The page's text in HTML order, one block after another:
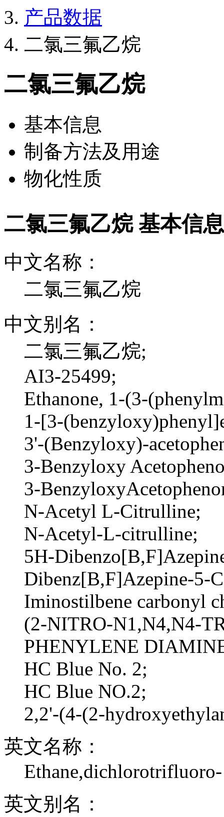
产品数据
二氯三氟乙烷
二氯三氟乙烷
基本信息
制备方法及用途
物化性质
二氯三氟乙烷 基本信息
中文名称：
二氯三氟乙烷
中文别名：
二氯三氟乙烷;
AI3-25499;
Ethanone, 1-(3-
1-[3-
3'-(Benzyloxy)-
3-Benzyloxy
3-
N-Acetyl L-Citrulline;
N-Acetyl-L-citrulline;
5H-
Dibenz[B,F]Azepine-5-
Iminostilbene carbonyl
(2-NITRO-N1,N4,N4-
PHENYLENE
HC Blue No. 2;
HC Blue NO.2;
2,2'-(4-(2-
英文名称：
Ethane,dichlorotrifluoro-
英文别名：